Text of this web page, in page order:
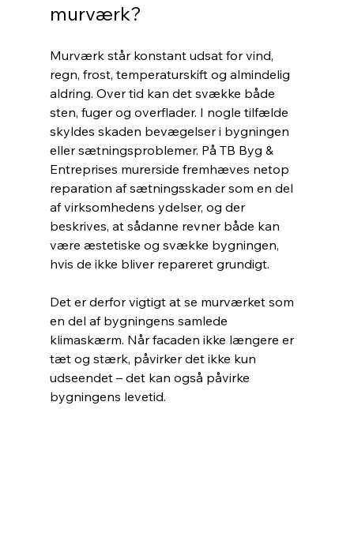
murværk?
Murværk står konstant udsat for vind,
regn, frost, temperaturskift og almindelig
aldring. Over tid kan det svække både
sten, fuger og overflader. I nogle tilfælde
skyldes skaden bevægelser i bygningen
eller sætningsproblemer. På TB Byg &
Entreprises murerside fremhæves netop
reparation af sætningsskader som en del
af virksomhedens ydelser, og der
beskrives, at sådanne revner både kan
være æstetiske og svække bygningen,
hvis de ikke bliver repareret grundigt.
Det er derfor vigtigt at se murværket som
en del af bygningens samlede
klimaskærm. Når facaden ikke længere er
tæt og stærk, påvirker det ikke kun
udseendet – det kan også påvirke
bygningens levetid.